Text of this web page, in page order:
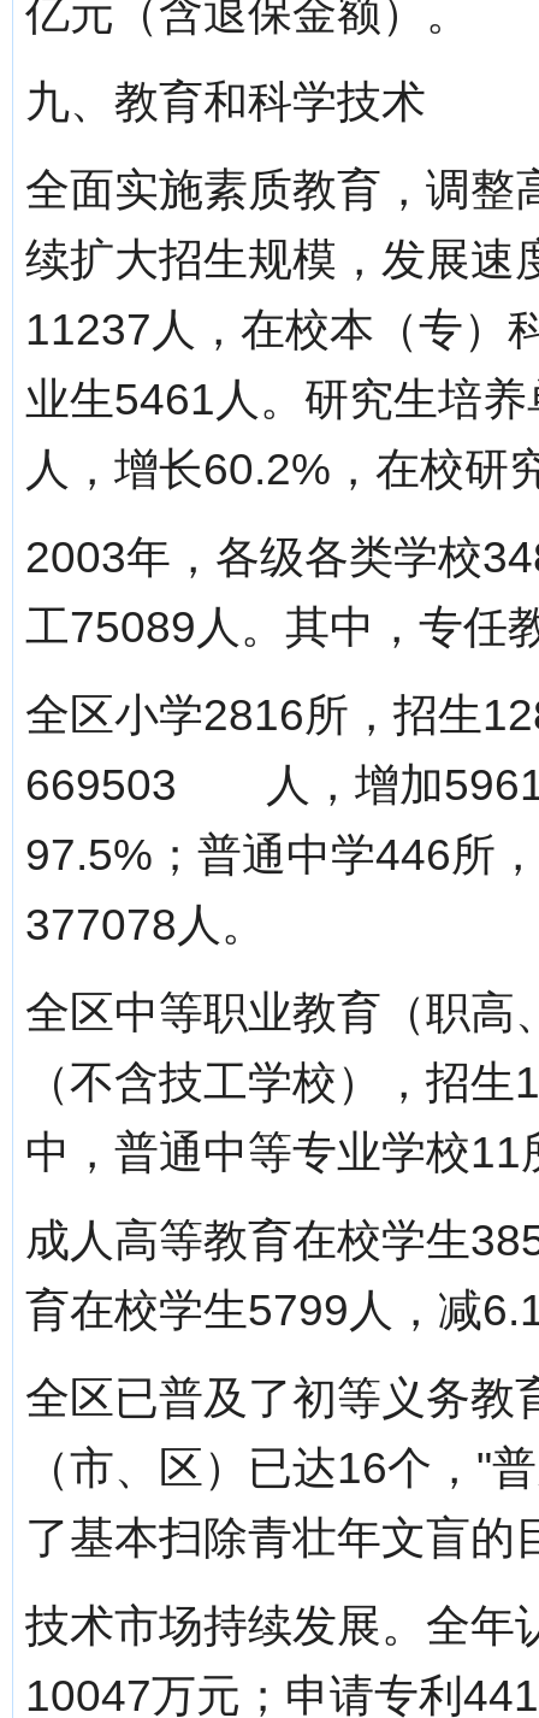
亿元（含退保金额）。
九、教育和科学技术
全面实施素质教育，调整
续扩大招生规模，发展速
11237人，在校本（专）
业生5461人。研究生培
人，增长60.2%，在校研
2003年，各级各类学校
工75089人。其中，专任
全区小学2816所，招生
669503 人，增加5961
97.5%；普通中学446所
377078人。
全区中等职业教育（职高
（不含技工学校），招
中，普通中等专业学校
成人高等教育在校学生
育在校学生5799人，减
全区已普及了初等义务教
（市、区）已达16个，"
了基本扫除青壮年文盲的
技术市场持续发展。全年
10047万元；申请专利